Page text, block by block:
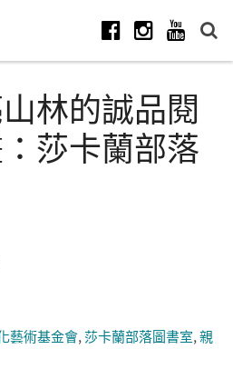
林的誠品閱
莎卡蘭部落
藝術基金會,莎卡蘭部落圖書室,親